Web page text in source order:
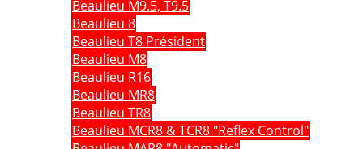
Beaulieu M9.5, T9.5
Beaulieu 8
Beaulieu T8 Président
Beaulieu M8
Beaulieu R16
Beaulieu MR8
Beaulieu TR8
Beaulieu MCR8 & TCR8 "Reflex Control"